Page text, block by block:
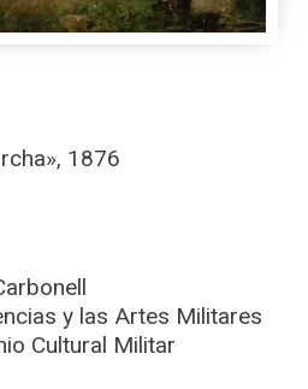
1876
y las Artes Militares
Cultural Militar